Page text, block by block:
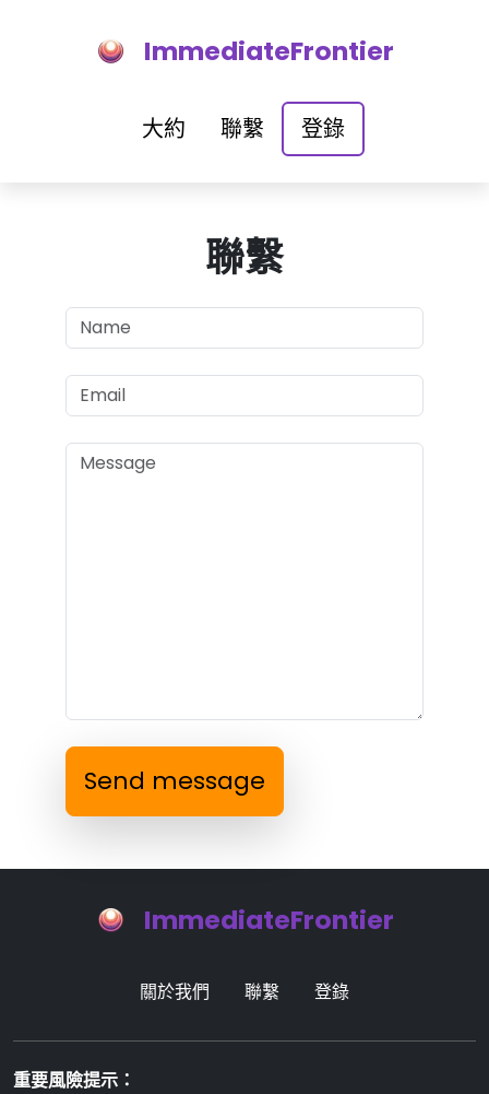
ImmediateFrontier
大約 聯繫 登錄
聯繫
Send message
ImmediateFrontier
關於我們 聯繫 登錄
重要風險提示：